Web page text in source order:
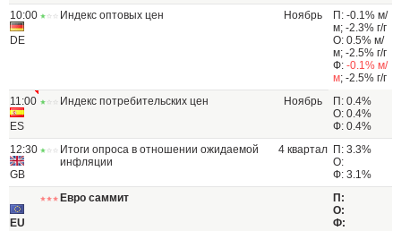
10:00
DE
Индекс оптовых цен Ноябрь
П: -0.1% м/
м; -2.3% г/г
О: 0.5% м/
м; -2.5% г/г
Ф: -0.1% м/
м; -2.5% г/г
11:00
ES
Индекс потребительских цен Ноябрь
П: 0.4%
О: 0.4%
Ф: 0.4%
12:30
GB
Итоги опроса в отношении ожидаемой
инфляции
4 квартал П: 3.3%
О:
Ф: 3.1%
EU
Евро саммит
П:
О:
Ф: